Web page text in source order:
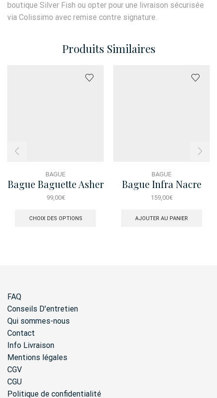
boutique Silver Fish ou opter pour une livraison sécurisée
via Colissimo avec remise contre signature.
Produits Similaires
BAGUE
Bague Baguette Asher
Rose
99,00€
CHOIX DES OPTIONS
BAGUE
Bague Infra Nacre
159,00€
AJOUTER AU PANIER
FAQ
Conseils D'entretien
Qui sommes-nous
Contact
Info Livraison
Mentions légales
CGV
CGU
Politique de confidentialité